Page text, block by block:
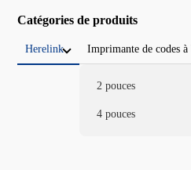
Catégories de produits
Herelink Imprimante de codes à
2 pouces
4 pouces